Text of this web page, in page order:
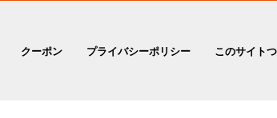
クーポン プライバシーポリシー このサイト